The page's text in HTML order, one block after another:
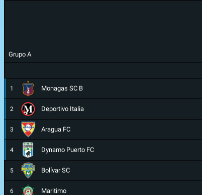
Grupo A
1 Monagas SC B
2 Deportivo Italia
3 Aragua FC
4 Dynamo Puerto FC
5 Bolívar SC
6 Maritimo